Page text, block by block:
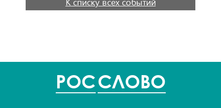
POCСЛОВО